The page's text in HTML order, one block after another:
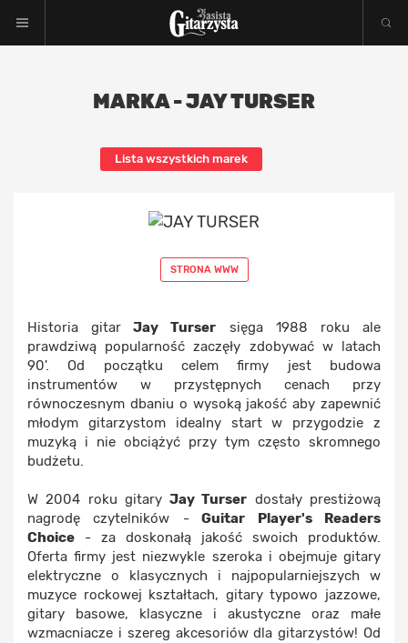
MARKA - JAY TURSER
Lista wszystkich marek
STRONA WWW
Historia gitar Jay Turser sięga 1988 roku ale
prawdziwą popularność zaczęły zdobywać w latach
90'. Od początku celem firmy jest budowa
instrumentów w przystępnych cenach przy
równoczesnym dbaniu o wysoką jakość aby zapewnić
młodym gitarzystom idealny start w przygodzie z
muzyką i nie obciążyć przy tym często skromnego
budżetu.
W 2004 roku gitaryJay Turser dostały prestiżową
nagrodę czytelników -Guitar Player's Readers
Choice - za doskonałą jakość swoich produktów.
Oferta firmy jest niezwykle szeroka i obejmuje gitary
elektryczne o klasycznych i najpopularniejszych w
muzyce rockowej kształtach, gitary typowo jazzowe,
gitary basowe, klasyczne i akustyczne oraz małe
wzmacniacze i szereg akcesoriów dla gitarzystów! Od